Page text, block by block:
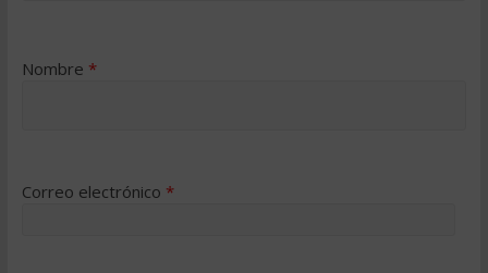
Nombre *
Correo electrónico *